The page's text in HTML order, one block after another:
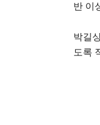
반 이
박길
도록